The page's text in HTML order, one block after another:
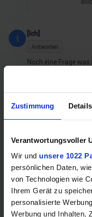
Zustimmung Details
Verantwortungsvoller
Wir und unsere 1022
persönlichen Daten,
von Technologien wie
Ihrem Gerät zu
personalisierte
Werbung und Inhalten,
[
[Ich]
Antworten
Noch eine Frage
genau so wie auf
Admin
sind nur
L
Lukas2077
Hi will mir diesen Pc
Windows auch dazu